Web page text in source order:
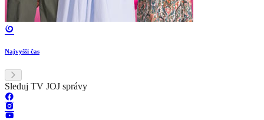
Najvyšší čas
Sleduj TV JOJ správy